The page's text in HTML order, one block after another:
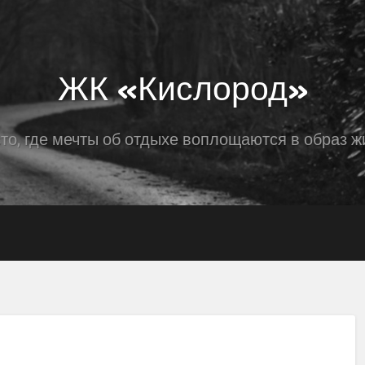
ЖК «Кислород»
где мечты об отдыхе воплощаются в образ